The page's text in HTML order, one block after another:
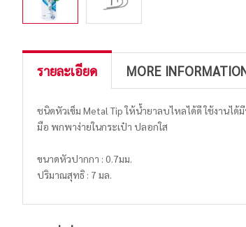
รายละเอียด MORE
ชนิดหัวเข็ม Metal Tip ให้น้ำยาลบไหลได้ดี ใช้งาน
มือ พกพาง่ายในกระเป๋า ปลอกใส
ขนาดหัวปากกา : 0.7มม.
ปริมาณสุทธิ : 7 มล.